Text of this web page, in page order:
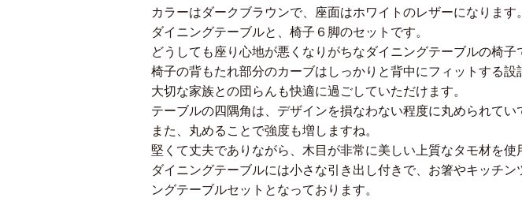
カラーはダークブラウンで、座面はホワイトのレザーになります。
ダイニングテーブルと、椅子６脚のセットです。
どうしても座り心地が悪くなりがちなダイニングテーブルの椅子
椅子の背もたれ部分のカーブはしっかりと背中にフィットする設
大切な家族との団らんも快適に過ごしていただけます。
テーブルの四隅角は、デザインを損なわない程度に丸められて
また、丸めることで強度も増しますね。
堅くて丈夫でありながら、木目が非常に美しい上質なタモ材を使
ダイニングテーブルには小さな引き出し付きで、お箸やキッチ
ングテーブルセットとなっております。